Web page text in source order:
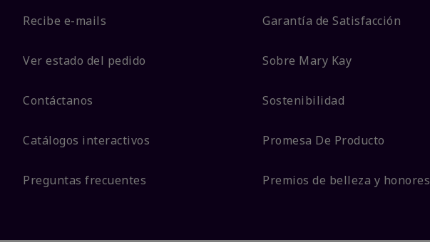
Recibe e-mails
Ver estado del pedido
Contáctanos
Catálogos interactivos
Preguntas frecuentes
Garantía de Satisfacción
Sobre Mary Kay
Sostenibilidad
Promesa De Producto
Premios de belleza y honores